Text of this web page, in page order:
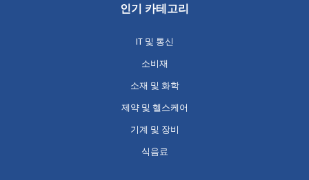
인기 카테고리
IT 및 통신
소비재
소재 및 화학
제약 및 헬스케어
기계 및 장비
식음료